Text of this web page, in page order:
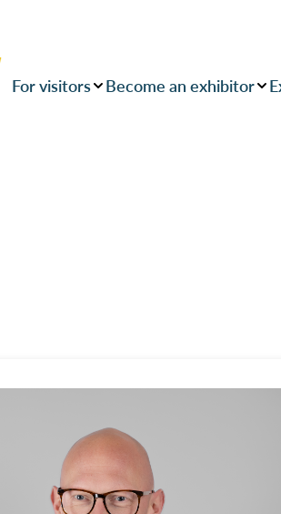
For visitors Become an exhibitor